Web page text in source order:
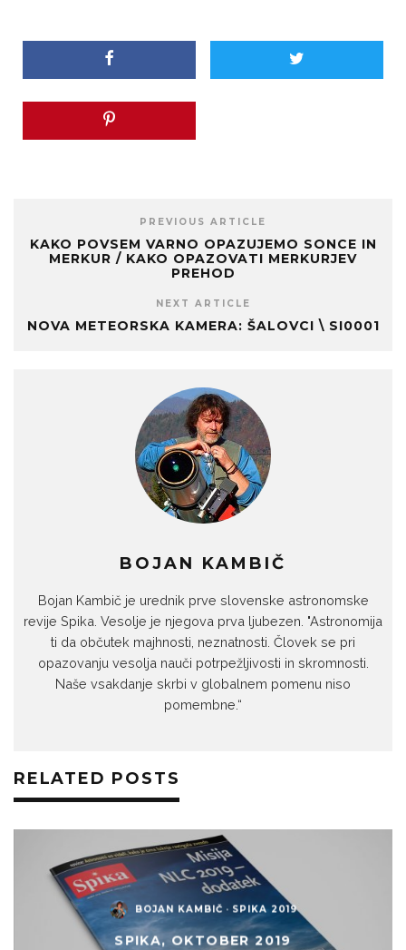
PREVIOUS ARTICLE
KAKO POVSEM VARNO OPAZUJEMO SONCE IN
MERKUR / KAKO OPAZOVATI MERKURJEV
PREHOD
NEXT ARTICLE
NOVA METEORSKA KAMERA: ŠALOVCI \ SI0001
BOJAN KAMBIČ
Bojan Kambič je urednik prve slovenske astronomske
revije Spika. Vesolje je njegova prva ljubezen. "Astronomija
ti da občutek majhnosti, neznatnosti. Človek se pri
opazovanju vesolja nauči potrpežljivosti in skromnosti.
Naše vsakdanje skrbi v globalnem pomenu niso
pomembne.“
RELATED POSTS
BOJAN KAMBIČ · SPIKA 2019
SPIKA, OKTOBER 2019